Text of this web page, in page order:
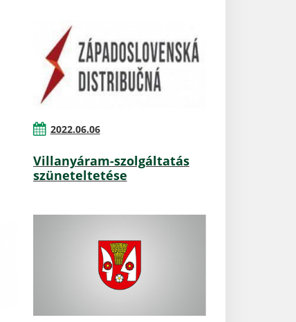
2022.06.06
Villanyáram-szolgáltatás
szüneteltetése